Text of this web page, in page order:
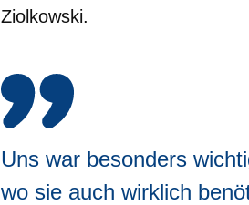
Ziolkowski.
Uns war besonders
wo sie auch wirklich